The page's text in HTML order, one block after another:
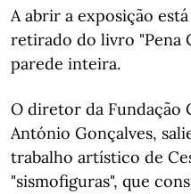
A abrir a exposição
retirado do livro "Pena
parede inteira.
O diretor da Fundação
António Gonçalves,
trabalho artístico de
"sismofiguras", que